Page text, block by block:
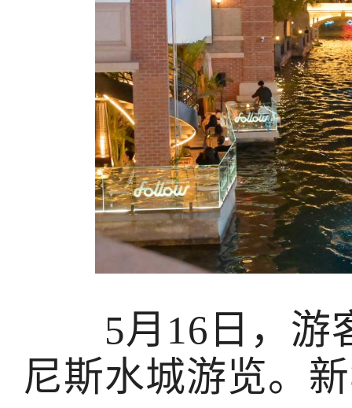
5月16日，游
尼斯水城游览。